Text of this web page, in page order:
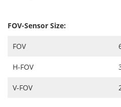
FOV-Sensor Size:
FOV
H-FOV
V-FOV